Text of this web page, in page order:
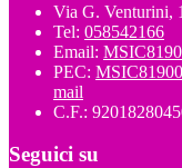
Via G. Venturini,
Tel: 058542166
Email:
PEC:
mail
C.F.:
Seguici su